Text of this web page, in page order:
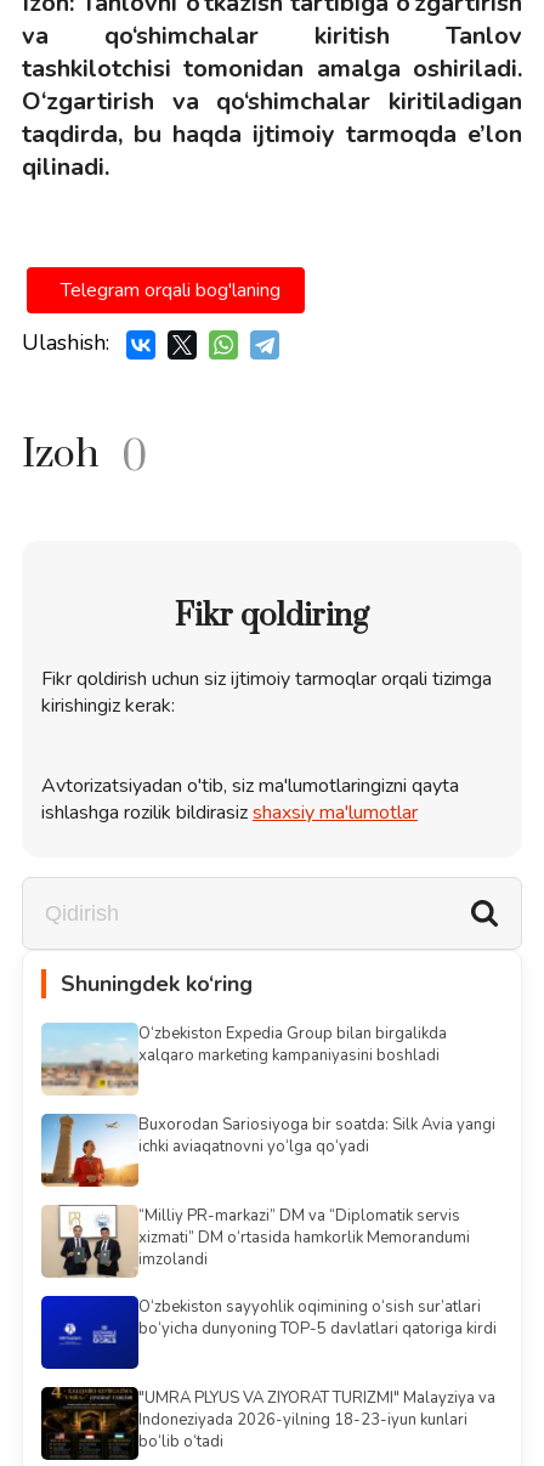
va qo‘shimchalar kiritish Tanlov
tashkilotchisi tomonidan amalga oshiriladi.
O‘zgartirish va qo‘shimchalar kiritiladigan
taqdirda, bu haqda ijtimoiy tarmoqda e’lon
qilinadi.
Telegram orqali bog'laning
Ulashish:
Izoh 0
Fikr qoldiring
Fikr qoldirish uchun siz ijtimoiy tarmoqlar orqali tizimga
kirishingiz kerak:
Avtorizatsiyadan o'tib, siz ma'lumotlaringizni qayta
ishlashga rozilik bildirasizshaxsiy ma'lumotlar
Shuningdek ko‘ring
O‘zbekiston Expedia Group bilan birgalikda
xalqaro marketing kampaniyasini boshladi
Buxorodan Sariosiyoga bir soatda: Silk Avia yangi
ichki aviaqatnovni yo‘lga qo‘yadi
“Milliy PR-markazi” DM va “Diplomatik servis
xizmati” DM o‘rtasida hamkorlik Memorandumi
imzolandi
O‘zbekiston sayyohlik oqimining o‘sish sur’atlari
bo‘yicha dunyoning TOP-5 davlatlari qatoriga kirdi
"UMRA PLYUS VA ZIYORAT TURIZMI" Malayziya va
Indoneziyada 2026-yilning 18-23-iyun kunlari
bo‘lib o‘tadi